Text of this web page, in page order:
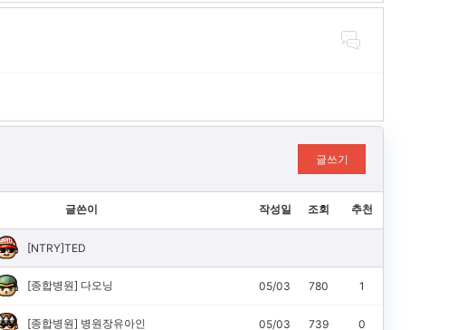
글쓰기
글쓴이 작성일 조회 추천
[NTRY]TED
[종합병원] 다오닝 05/03 780 1
[종합병원] 병원장유아인 05/03 739 0